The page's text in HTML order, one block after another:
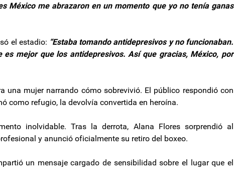
México me abrazaron en un momento que yo no tenía ganas
el estadio: “Estaba tomando antidepresivos y no funcionaban.
mejor que los antidepresivos. Así que gracias, México, por
una mujer narrando cómo sobrevivió. El público respondió con
como refugio, la devolvía convertida en heroína.
inolvidable. Tras la derrota, Alana Flores sorprendió al
y anunció oficialmente su retiro del boxeo.
un mensaje cargado de sensibilidad sobre el lugar que el